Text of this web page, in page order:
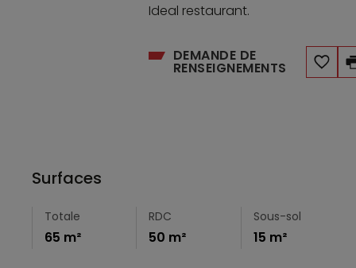
Ideal restaurant.
DEMANDE DE
RENSEIGNEMENTS
Surfaces
Totale
65 m²
RDC
50 m²
Sous-sol
15 m²